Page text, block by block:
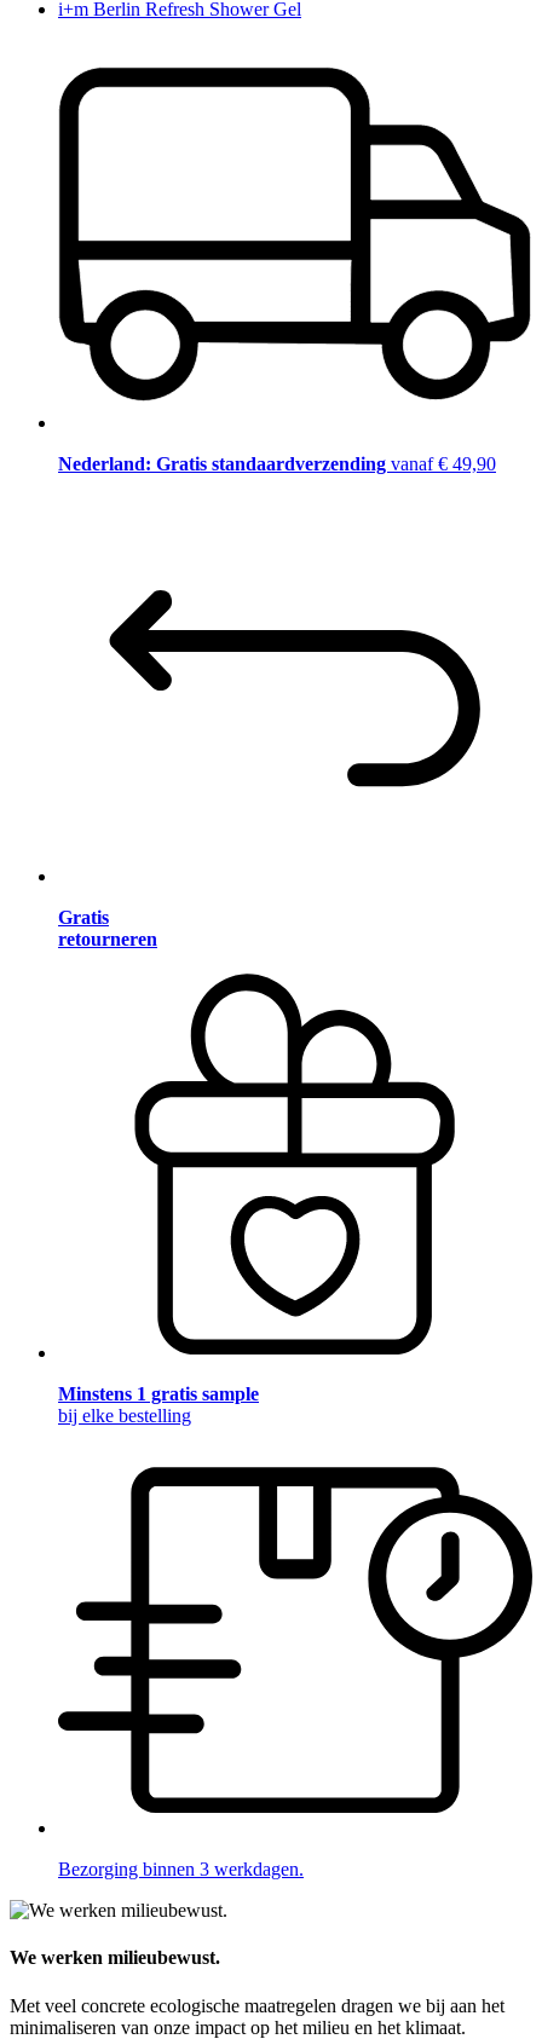
i+m Berlin Refresh Shower Gel
Nederland: Gratis standaardverzending vanaf € 49,90
Gratis
retourneren
Minstens 1 gratis sample
bij elke bestelling
Bezorging binnen 3 werkdagen.
We werken milieubewust.
Met veel concrete ecologische maatregelen dragen we bij aan het
minimaliseren van onze impact op het milieu en het klimaat.